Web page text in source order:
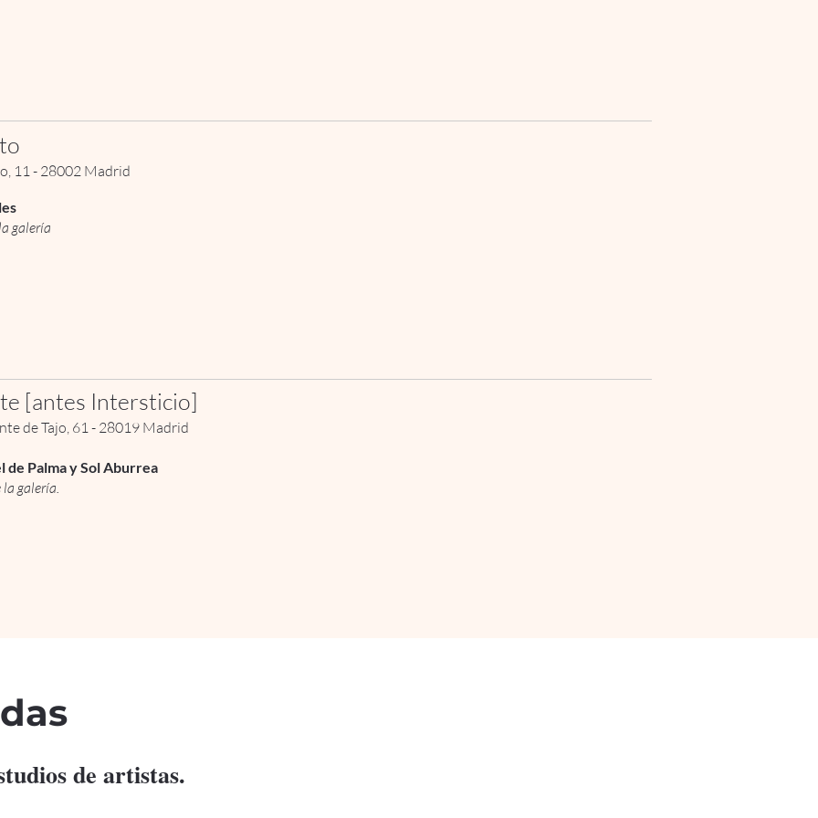
11 - 28002 Madrid
galería
[antes Intersticio]
de Tajo, 61 - 28019 Madrid
de Palma y Sol Aburrea
galería.
de artistas.